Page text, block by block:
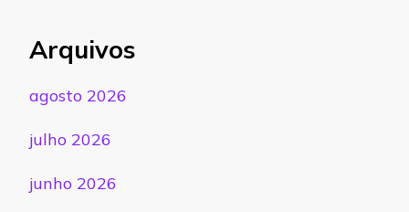
Arquivos
agosto 2026
julho 2026
junho 2026